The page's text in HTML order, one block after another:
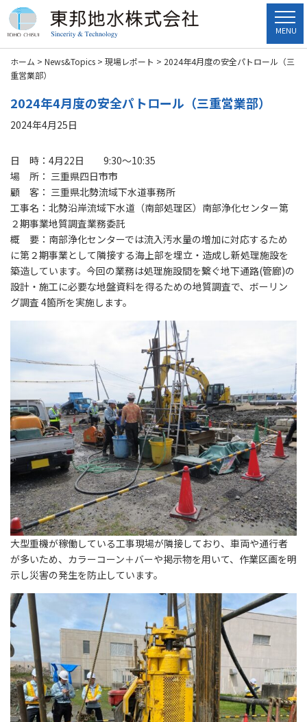
MENU
ホーム > News&Topics > 現場レポート > 2024年4月度の安全パトロール（三
重営業部）
2024年4月度の安全パトロール（三重営業部）
2024年4月25日
日 時：4月22日 9:30～10:35
場 所： 三重県四日市市
顧 客： 三重県北勢流域下水道事務所
工事名：北勢沿岸流域下水道（南部処理区）南部浄化センター第
２期事業地質調査業務委託
概 要：南部浄化センターでは流入汚水量の増加に対応するため
に第２期事業として隣接する海上部を埋立・造成し新処理施設を
築造しています。今回の業務は処理施設間を繋ぐ地下通路(管廊)の
設計・施工に必要な地盤資料を得るための地質調査で、ボーリン
グ調査 4箇所を実施します。
大型重機が稼働している工事現場が隣接しており、車両や通行者
が多いため、カラーコーン＋バーや掲示物を用いて、作業区画を明
示し災害の発生を防止しています。